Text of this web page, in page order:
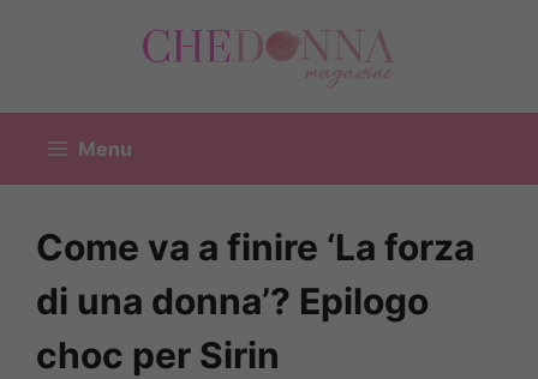
Menu
Come va a finire ‘La forza
di una donna’? Epilogo
choc per Sirin